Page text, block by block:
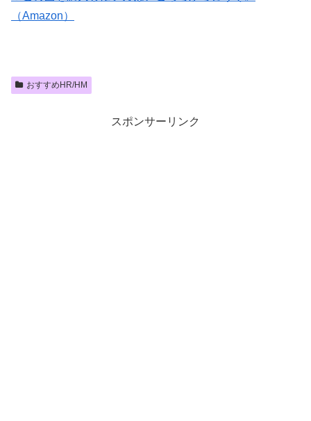
（Amazon）
おすすめHR/HM
スポンサーリンク